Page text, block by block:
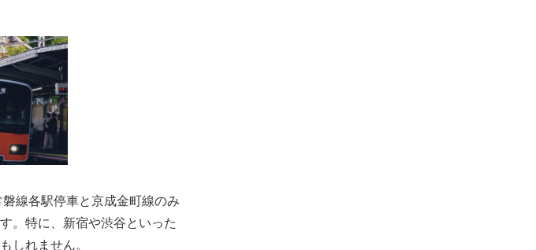
線各駅停車と京成金町線のみ
。特に、新宿や渋谷といった
しれません。